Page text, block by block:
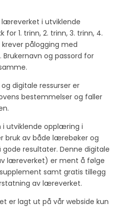
læreverket i utviklende
1. trinn, 2. trinn, 3. trinn, 4.
pålogging med
Brukernavn og passord for
digitale ressurser er
bestemmelser og faller
i utviklende opplæring i
bruk av både lærebøker og
resultater. Denne digitale
læreverket) er ment å følge
samt gratis tillegg
av læreverket.
er lagt ut på vår webside kun